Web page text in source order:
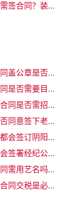
和装修公司要签合同吗？装修公司需签合同？装修合同是否必需？
施工合同盖公章合法吗吗？施工合同盖公章是否合法
施工合同可以不写目录吗？施工合同是否需要目录？优化互联网写作标题
施工合同包含招标吗嘛？网站施工合同是否需招标？解析一下规定！
易建联接受老将合同吗？易建联是否同意签下老将合同
明星都会用阴阳合同吗？明星通常都会签订阴阳合同吗？
明星签经纪公司合同吗？明星是否会签署经纪公司合同？
明星签合同需要艺名吗？明星签合同需用艺名吗？
明星签了合同就要交税吗？明星签合同交税是必须的